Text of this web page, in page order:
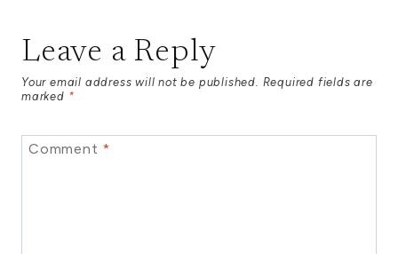
Leave a Reply
Your email address will not be published. Required fields are
marked *
Comment *